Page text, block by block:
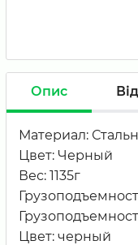
Опис
Материал:
Цвет: Черный
Вес: 1135г
Цвет: черный